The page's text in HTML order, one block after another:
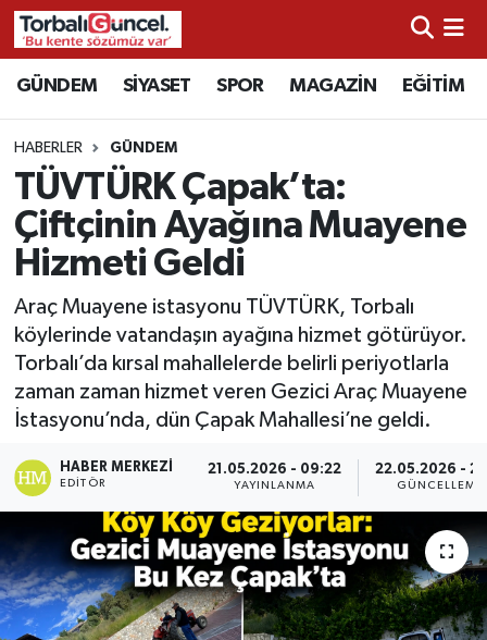
GÜNDEM SİYASET SPOR MAGAZİN EĞİTİM
HABERLER GÜNDEM
TÜVTÜRK Çapak’ta:
Çiftçinin Ayağına Muayene
Hizmeti Geldi
Araç Muayene istasyonu TÜVTÜRK, Torbalı
köylerinde vatandaşın ayağına hizmet götürüyor.
Torbalı’da kırsal mahallelerde belirli periyotlarla
zaman zaman hizmet veren Gezici Araç Muayene
İstasyonu’nda, dün Çapak Mahallesi’ne geldi.
HABER MERKEZI
EDITÖR
21.05.2026 - 09:22
YAYINLANMA
22.05.2026 -
GÜNCELLEME
İzmir Nöbetçi Eczaneler
İzmir Hava Durumu
İzmir Namaz Vakitleri
İzmir Trafik Yoğunluk Haritası
Süper Lig Puan Durumu ve Fikstür
Tüm Manşetler
Son Dakika Haberleri
Haber Arşivi